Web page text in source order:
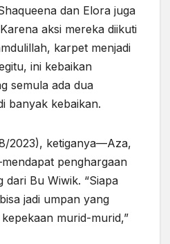
dan Elora juga
aksi mereka diikuti
karpet menjadi
ini kebaikan
semula ada dua
banyak kebaikan.
2023), ketiganya—Aza,
penghargaan
Bu Wiwik. “Siapa
jadi umpan yang
murid-murid,”